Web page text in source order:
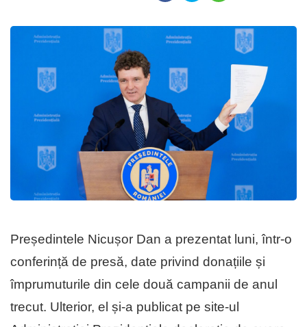
Președintele Nicușor Dan a prezentat luni, într-o
conferință de presă, date privind donațiile și
împrumuturile din cele două campanii de anul
trecut. Ulterior, el și-a publicat pe site-ul